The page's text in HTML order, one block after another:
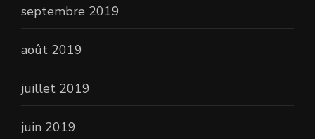
septembre 2019
août 2019
juillet 2019
juin 2019